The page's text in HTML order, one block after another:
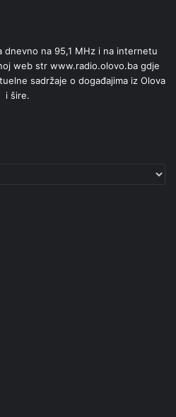
dnevno na 95,1 MHz i na internetu
web str www.radio.olovo.ba gdje
sadržaje o događajima iz Olova
i šire.